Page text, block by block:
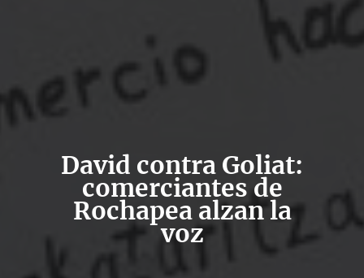
David contra Goliat:
comerciantes de
Rochapea alzan la
voz